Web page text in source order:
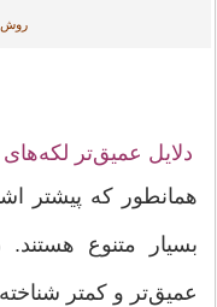
دلایل عمیق‌تر
همانطور که پیشتر
بسیار متنوع
عمیق‌تر و کمتر